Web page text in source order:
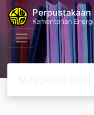
Perpustakaan
Kementerian